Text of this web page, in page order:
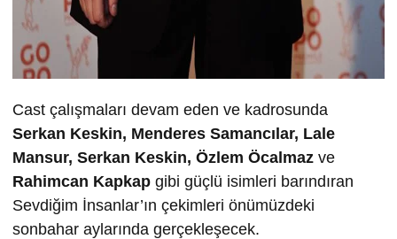
Cast çalışmaları devam eden ve kadrosunda
Serkan Keskin, Menderes Samancılar, Lale
Mansur, Serkan Keskin, Özlem Öcalmaz ve
Rahimcan Kapkap gibi güçlü isimleri barındıran
Sevdiğim İnsanlar’ın çekimleri önümüzdeki
sonbahar aylarında gerçekleşecek.